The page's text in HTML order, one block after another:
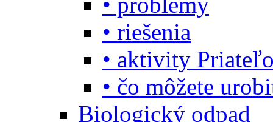
• riešenia
• aktivity
• čo môžete
Biologický odpad